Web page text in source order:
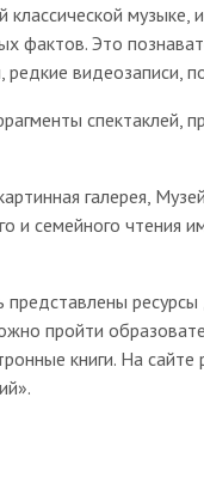
музыке,
фактов. Это
видеозаписи,
спектаклей,
галерея,
и семейного чтения
ресурсы
пройти
книги. На